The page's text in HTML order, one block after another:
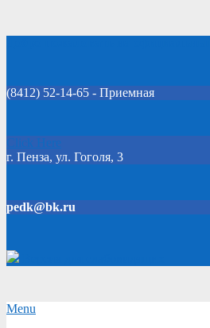
(8412) 52-14-65 - Приемная
Click Here
г. Пенза, ул. Гоголя, 3
pedk@bk.ru
Secondary
Menu